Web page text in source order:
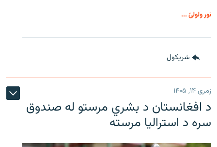
نور ولولئ ...
شريکول
زمری ۱۴, ۱۴۰۵
د افغانستان د بشري مرستو له صندوق
سره د استرالیا مرسته